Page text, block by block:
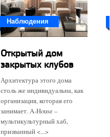
Наблюдения
Открытый дом
закрытых клубов
Архитектура этого дома
столь же индивидуальна, как
организация, которая его
занимает. A-House –
мультикультурный хаб,
призванный <...>